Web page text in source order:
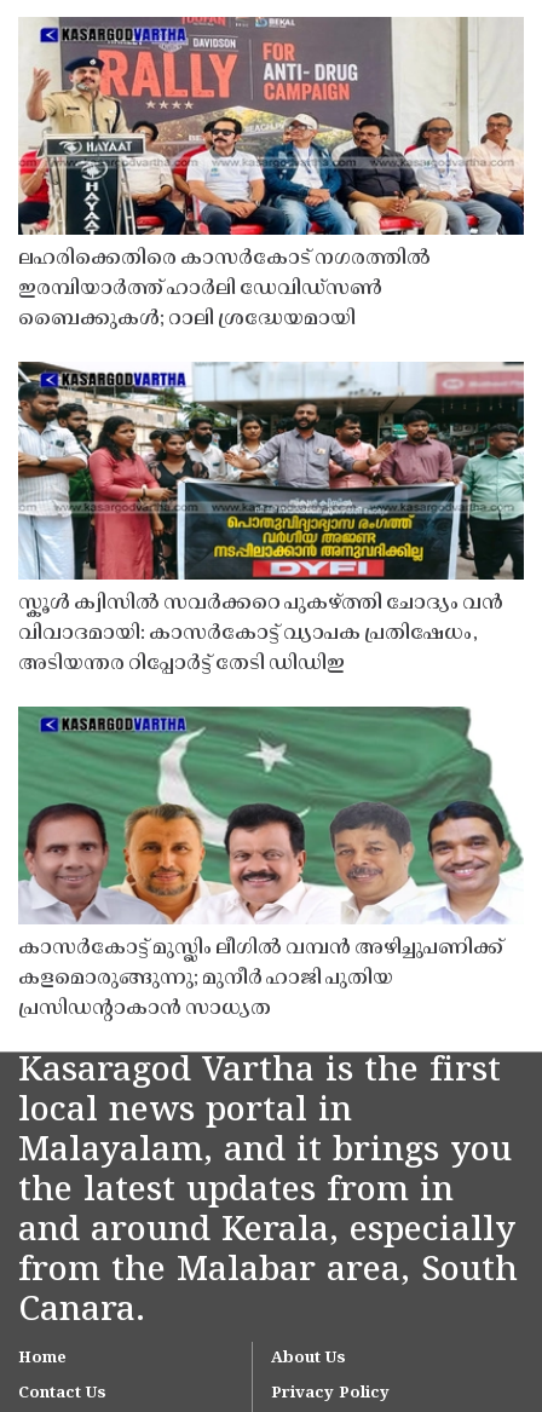
ലഹരിക്കെതിരെ കാസർകോട് നഗരത്തിൽ
ഇരമ്പിയാർത്ത് ഹാർലി ഡേവിഡ്‌സൺ
ബൈക്കുകൾ; റാലി ശ്രദ്ധേയമായി
സ്കൂൾ ക്വിസിൽ സവർക്കറെ പുകഴ്ത്തി ചോദ്യം വൻ
വിവാദമായി: കാസർകോട്ട് വ്യാപക പ്രതിഷേധം,
അടിയന്തര റിപ്പോർട്ട് തേടി ഡിഡിഇ
കാസർകോട്ട് മുസ്ലിം ലീഗിൽ വമ്പൻ അഴിച്ചുപണിക്ക്
കളമൊരുങ്ങുന്നു; മുനീർ ഹാജി പുതിയ
പ്രസിഡൻ്റാകാൻ സാധ്യത
Kasaragod Vartha is the first
local news portal in
Malayalam, and it brings you
the latest updates from in
and around Kerala, especially
from the Malabar area, South
Canara.
Home
About Us
Contact Us
Privacy Policy